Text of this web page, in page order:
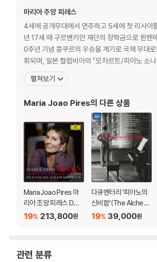
마리아 주앙 피레스
4세에 공개무대에서 연주하고 5세에 첫 리사이
년 17세 때 구르벤키안 재단의 장학금으로 뮌
0주년 기념 콩쿠르의 우승을 계기로 국제 무대
휘되며, 일본 컬럼비아의 『모차르트/피아노 소
펼쳐보기
Maria Joao Pires의 다른 상품
Maria Joao Pires 마
리아 조앙 피레스 DG
녹음 전집 (Complete
213,800원
19%
다큐멘터리 ‘피아노의
신비함’(The Alchem
y of the Piano)
39,000원
19%
관련 분류